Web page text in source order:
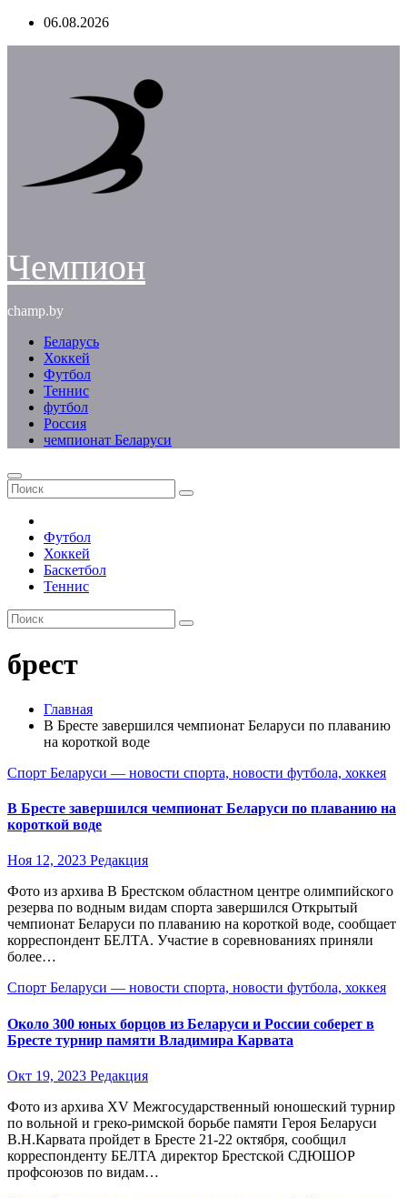
Перейти06.08.2026
Чемпион
champ.by
Беларусь
Хоккей
Футбол
Теннис
футбол
Россия
чемпионат Беларуси
Футбол
Хоккей
Баскетбол
Теннис
брест
Главная
В Бресте завершился чемпионат Беларуси по плаванию
на короткой воде
Спорт Беларуси — новости спорта, новости футбола, хоккея
В Бресте завершился чемпионат Беларуси по плаванию на
короткой воде
Ноя 12, 2023 Редакция
Фото из архива В Брестском областном центре олимпийского
резерва по водным видам спорта завершился Открытый
чемпионат Беларуси по плаванию на короткой воде, сообщает
корреспондент БЕЛТА. Участие в соревнованиях приняли
более…
Спорт Беларуси — новости спорта, новости футбола, хоккея
Около 300 юных борцов из Беларуси и России соберет в
Бресте турнир памяти Владимира Карвата
Окт 19, 2023 Редакция
Фото из архива XV Межгосударственный юношеский турнир
по вольной и греко-римской борьбе памяти Героя Беларуси
В.Н.Карвата пройдет в Бресте 21-22 октября, сообщил
корреспонденту БЕЛТА директор Брестской СДЮШОР
профсоюзов по видам…